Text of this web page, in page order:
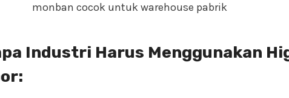
monban cocok untuk warehouse pabrik
Industri Harus Menggunakan